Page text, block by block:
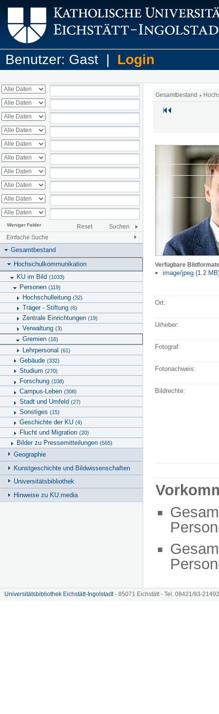
Benutzer: Gast | Login
Weniger Felder Reset
Suchen
Einfache Suche
Gesamtbestand
Hochschulkommunikation
KU im Bild (1033)
Personen (119)
Hochschulleitung (32)
Träger - Stiftung (6)
Zentrale Einrichtungen (19)
Verwaltung (3)
Gremien (16)
Lehrpersonal (61)
Gebäude (332)
Studium (270)
Forschung (108)
Campus-Leben (308)
Stadt und Umfeld (27)
Sonstiges (15)
Geschichte der KU (4)
Flucht und Migration (20)
Bilder zu Pressemitteilungen (565)
Geographie
Kunstgeschichte und Bildwissenschaften
Universitätsbibliothek
Hinweise zu KU.media
Gesamtbestand
Verfügbare
image/jpeg (1.2
Ort:
Urheber:
Fotograf:
Fotonachweis:
Bildrechte:
Universitätsbibliothek Eichstätt-Ingolstadt- 85071 Eichstätt - Tel. 08421/93-